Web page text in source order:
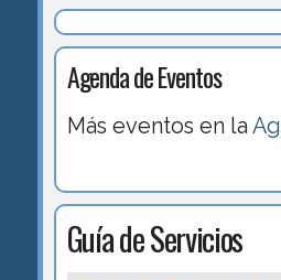
Agenda de Eventos
Más eventos en la
Guía de Servicios